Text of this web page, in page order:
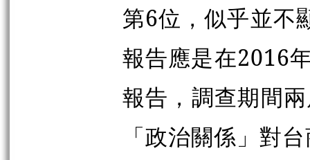
第6位，似乎並不
報告應是在2016
報告，調查期間
「政治關係」對